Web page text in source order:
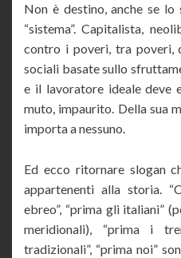
Non è destino, anche se lo
“sistema”. Capitalista,
contro i poveri, tra poveri,
sociali basate sullo
e il lavoratore ideale deve
muto, impaurito. Della sua
importa a nessuno.
Ed ecco ritornare slogan
appartenenti alla storia.
ebreo”, “prima gli italiani”
meridionali), “prima i
tradizionali”, “prima noi”